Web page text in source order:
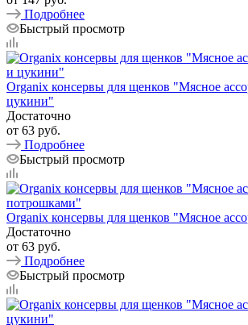
Подробнее
Быстрый просмотр
Organix консервы для щенков "Мясное
цукини"
Достаточно
от 63 руб.
Подробнее
Быстрый просмотр
Organix консервы для щенков "Мясное
Достаточно
от 63 руб.
Подробнее
Быстрый просмотр